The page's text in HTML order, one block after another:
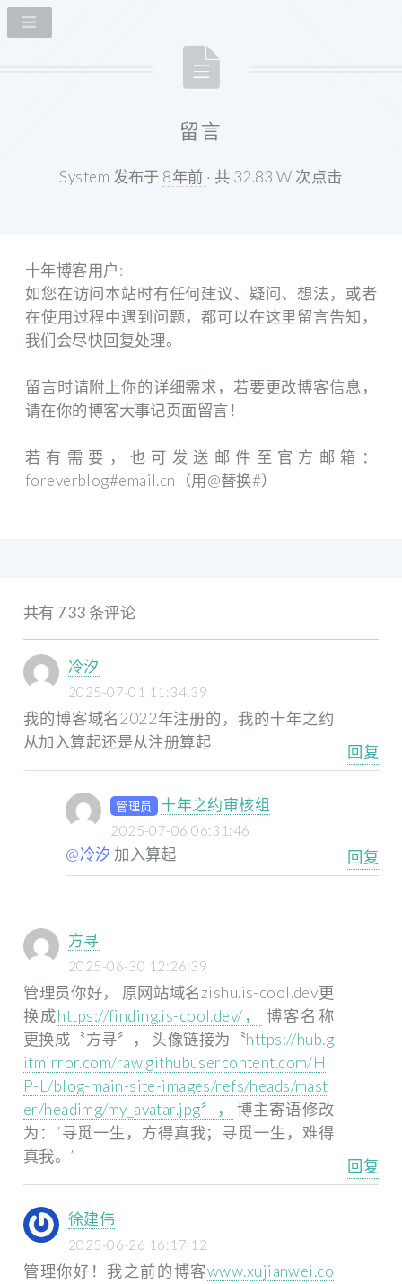
留言
System 发布于 8年前 · 共 32.83 W 次点击
十年博客用户:
如您在访问本站时有任何建议、疑问、想法，或者
在使用过程中遇到问题，都可以在这里留言告知，
我们会尽快回复处理。
留言时请附上你的详细需求，若要更改博客信息，
请在你的博客大事记页面留言！
若有需要，也可发送邮件至官方邮箱：
foreverblog#email.cn（用@替换#）
共有 733 条评论
冷汐
2025-07-01 11:34:39
我的博客域名2022年注册的，我的十年之约
从加入算起还是从注册算起
回复
管理员 十年之约审核组
2025-07-06 06:31:46
@冷汐 加入算起 回复
方寻
2025-06-30 12:26:39
管理员你好， 原网站域名zishu.is-cool.dev更
换成https://finding.is-cool.dev/，
博客名称
更换成〝方寻〞， 头像链接为〝https://hub.g
itmirror.com/raw.githubusercontent.com/H
P-L/blog-main-site-images/refs/heads/mast
er/headimg/my_avatar.jpg〞，
博主寄语修改
为：“寻觅一生，方得真我；寻觅一生，难得
真我。”
回复
徐建伟
2025-06-26 16:17:12
管理你好！我之前的博客www.xujianwei.co